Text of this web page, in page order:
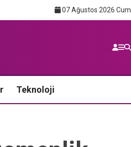
07 Ağustos 2026 Cum
Teknoloji